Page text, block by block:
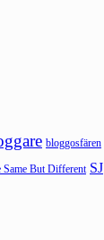
bloggosfären
Same But Different SJ